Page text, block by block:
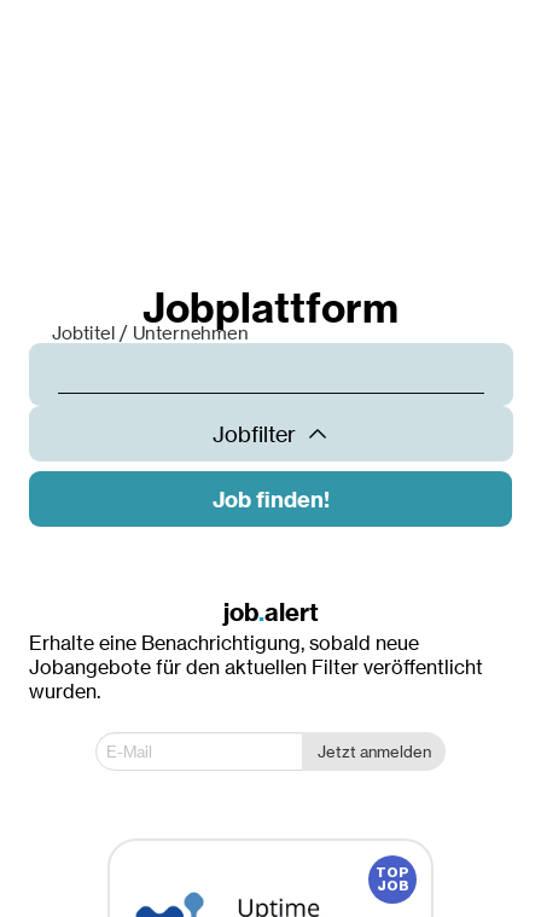
Jobplattform
Jobfilter
Jobtitel / Unternehmen
Ort
Innsbruck
Klagenfurt
Linz
Wien
Job finden!
job.alert
Erhalte eine Benachrichtigung, sobald neue
Jobangebote für den aktuellen Filter veröffentlicht
wurden.
Jetzt anmelden